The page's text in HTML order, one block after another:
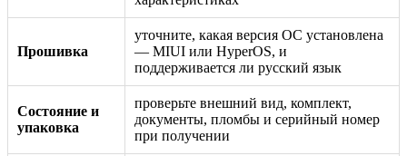
Прошивка
уточните, какая версия ОС установлена
— MIUI или HyperOS, и
поддерживается ли русский язык
Состояние и
упаковка
проверьте внешний вид, комплект,
документы, пломбы и серийный номер
при получении